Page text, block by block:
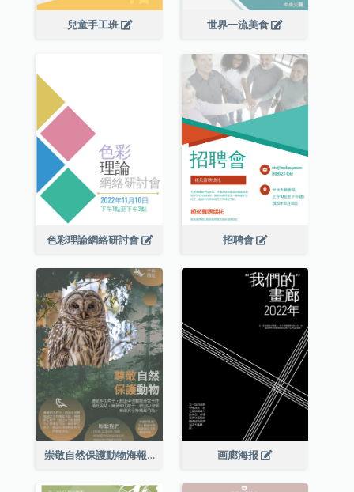
兒童手工班 世界一流美食
色彩理論網絡研討會 招聘會
崇敬自然保護動物海報 画廊海报